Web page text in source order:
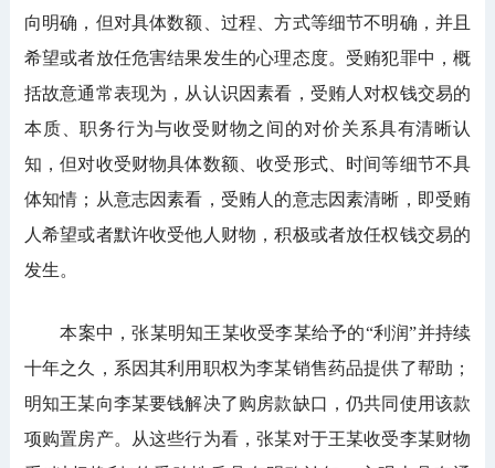
向明确，但对具体数额、过程、方式等细节不明确，并且
希望或者放任危害结果发生的心理态度。受贿犯罪中，概
括故意通常表现为，从认识因素看，受贿人对权钱交易的
本质、职务行为与收受财物之间的对价关系具有清晰认
知，但对收受财物具体数额、收受形式、时间等细节不具
体知情；从意志因素看，受贿人的意志因素清晰，即受贿
人希望或者默许收受他人财物，积极或者放任权钱交易的
发生。
本案中，张某明知王某收受李某给予的“利润”并持续
十年之久，系因其利用职权为李某销售药品提供了帮助；
明知王某向李某要钱解决了购房款缺口，仍共同使用该款
项购置房产。从这些行为看，张某对于王某收受李某财物